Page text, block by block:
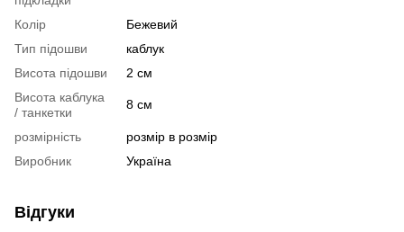
Колір
Бежевий
Тип підошви
каблук
Висота підошви
2 см
Висота каблука
/ танкетки
8 см
розмірність
розмір в розмір
Виробник
Україна
Відгуки